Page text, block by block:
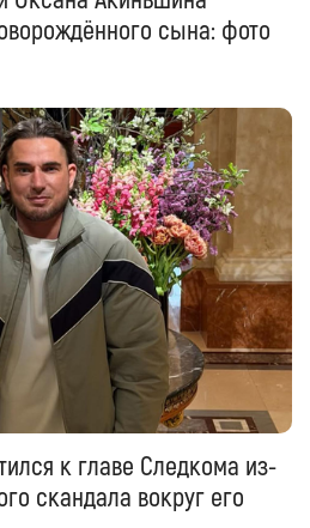
сына: фото
к главе Следкома из-
скандала вокруг его